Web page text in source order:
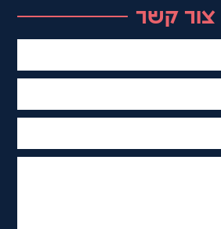
צור קשר